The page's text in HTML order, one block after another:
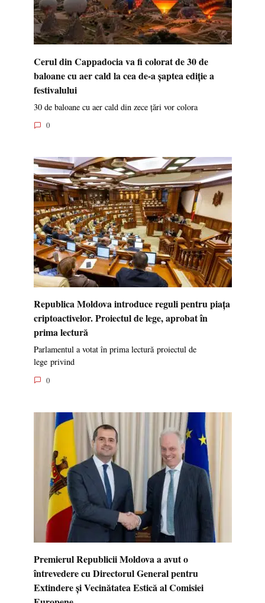
Cerul din Cappadocia va fi colorat de 30 de
baloane cu aer cald la cea de-a șaptea ediție a
festivalului
30 de baloane cu aer cald din zece țări vor colora
0
Republica Moldova introduce reguli pentru piața
criptoactivelor. Proiectul de lege, aprobat în
prima lectură
Parlamentul a votat în prima lectură proiectul de
lege privind
0
Premierul Republicii Moldova a avut o
întrevedere cu Directorul General pentru
Extindere și Vecinătatea Estică al Comisiei